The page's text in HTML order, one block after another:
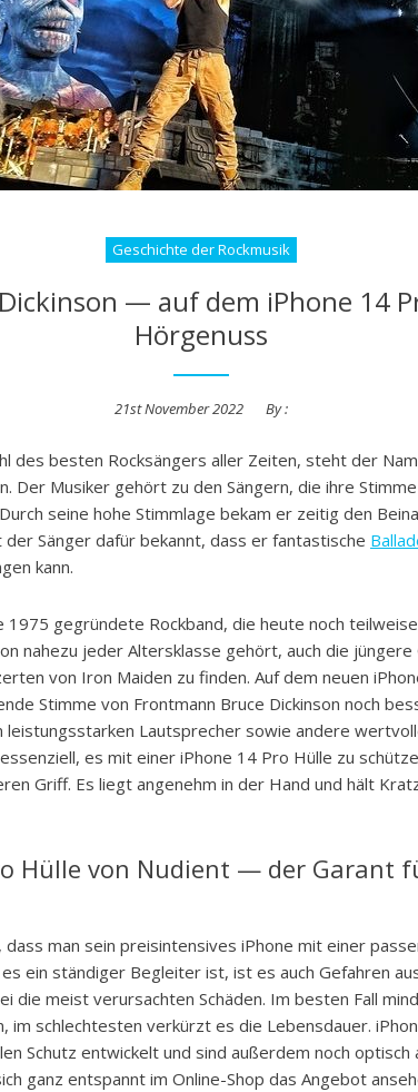
Geschichte der Rockmusik
— auf dem iPhone 14
Hörgenuss
Posted
21st November 2022 By :
des besten Rocksängers aller Zeiten, steht der
Der Musiker gehört zu den Sängern, die ihre
seine hohe Stimmlage bekam er zeitig den
der Sänger dafür bekannt, dass er fantastische
kann.
1975 gegründete Rockband, die heute noch
nahezu jeder Altersklasse gehört, auch die
von Iron Maiden zu finden. Auf dem neuen
Stimme von Frontmann Bruce Dickinson noch
leistungsstarken Lautsprecher sowie andere
es mit einer iPhone 14 Pro Hülle zu
Griff. Es liegt angenehm in der Hand und hält
Hülle von Nudient — der Garant
man sein preisintensives iPhone mit einer
ein ständiger Begleiter ist, ist es auch Gefahren
die meist verursachten Schäden. Im besten Fall
im schlechtesten verkürzt es die Lebensdauer.
Schutz entwickelt und sind außerdem noch optisch
ganz entspannt im Online-Shop das Angebot